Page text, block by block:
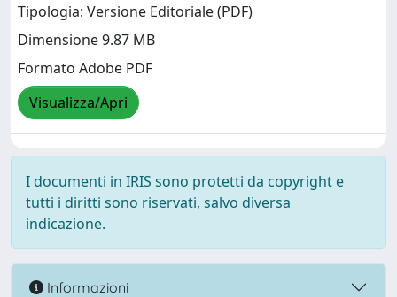
Tipologia: Versione Editoriale (PDF)
Dimensione 9.87 MB
Formato Adobe PDF
Visualizza/Apri
I documenti in IRIS sono protetti da copyright e
tutti i diritti sono riservati, salvo diversa
indicazione.
Informazioni